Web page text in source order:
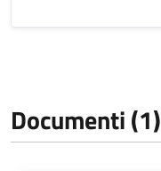
Documenti (1)